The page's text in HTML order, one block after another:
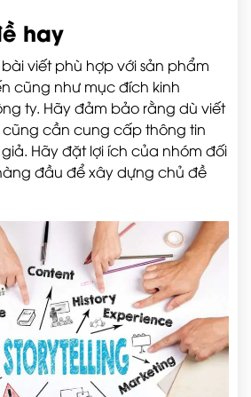
hay
viết phù hợp với sản phẩm
cũng như mục đích kinh
ty. Hãy đảm bảo rằng dù viết
cũng cần cung cấp thông tin
Hãy đặt lợi ích của nhóm đối
đầu để xây dựng chủ đề